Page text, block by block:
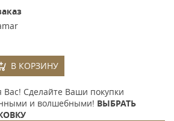
В КОРЗИНУ
Вас! Сделайте Ваши покупки
и волшебными! ВЫБРАТЬ